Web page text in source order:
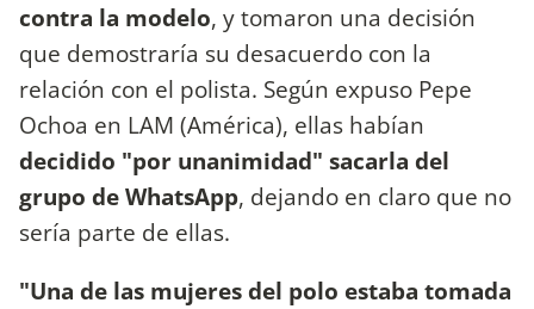
contra la modelo, y tomaron una decisión
que demostraría su desacuerdo con la
relación con el polista. Según expuso Pepe
Ochoa en LAM (América), ellas habían
decidido "por unanimidad" sacarla del
grupo de WhatsApp, dejando en claro que no
sería parte de ellas.
"Una de las mujeres del polo estaba tomada